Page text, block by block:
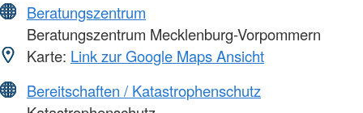
Beratungszentrum
Beratungszentrum Mecklenburg-Vorpommern
Karte: Link zur Google Maps Ansicht
Bereitschaften / Katastrophenschutz